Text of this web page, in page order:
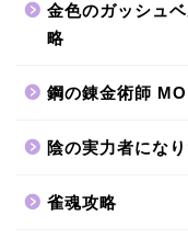
金色のガッシュ
略
鋼の錬金術師
陰の実力者になり
雀魂攻略